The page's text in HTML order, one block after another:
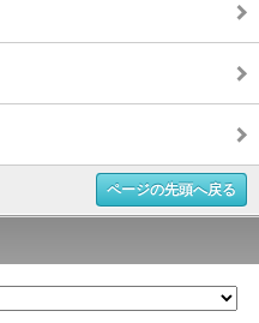
ページの先頭へ戻る